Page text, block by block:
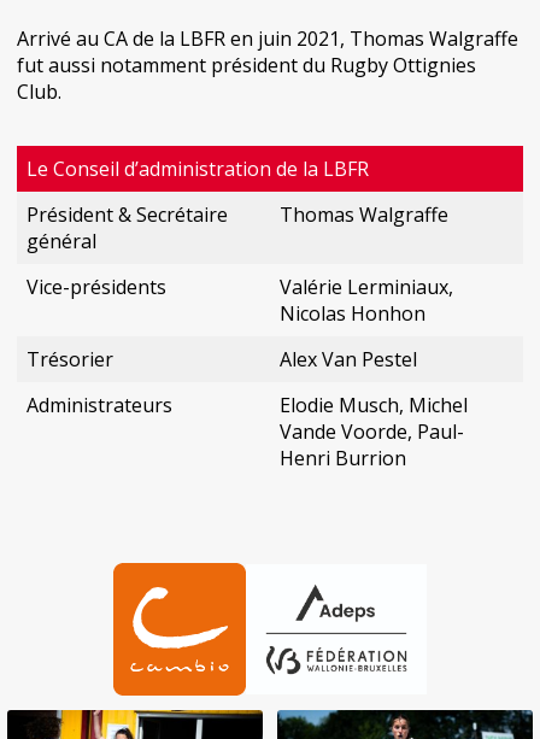
Arrivé au CA de la LBFR en juin 2021, Thomas Walgraffe
fut aussi notamment président du Rugby Ottignies
Club.
Le Conseil d’administration de la LBFR
Président & Secrétaire
général
Thomas Walgraffe
Vice-présidents
Valérie Lerminiaux,
Nicolas Honhon
Trésorier
Alex Van Pestel
Administrateurs
Elodie Musch, Michel
Vande Voorde, Paul-
Henri Burrion